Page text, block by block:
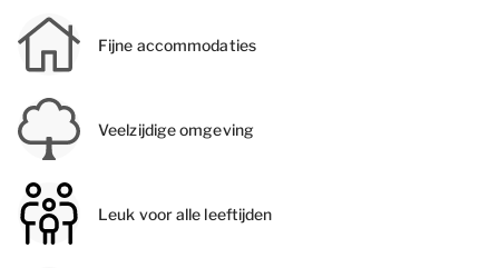
Fijne accommodaties
Veelzijdige omgeving
Leuk voor alle leeftijden